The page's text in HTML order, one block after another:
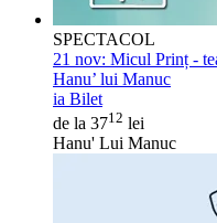
SPECTACOL
21 nov: Micul Prinț -
Hanu’ lui Manuc
ia Bilet
de la 3712 lei
Hanu' Lui Manuc